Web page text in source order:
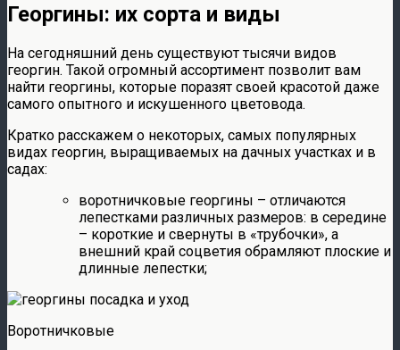
Георгины: их сорта и виды
На сегодняшний день существуют тысячи видов
георгин. Такой огромный ассортимент позволит вам
найти георгины, которые поразят своей красотой даже
самого опытного и искушенного цветовода.
Кратко расскажем о некоторых, самых популярных
видах георгин, выращиваемых на дачных участках и в
садах:
воротничковые георгины – отличаются
лепестками различных размеров: в середине
– короткие и свернуты в «трубочки», а
внешний край соцветия обрамляют плоские и
длинные лепестки;
Воротничковые